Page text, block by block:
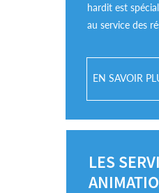
hardit est
au service des
EN SAVOIR
LES